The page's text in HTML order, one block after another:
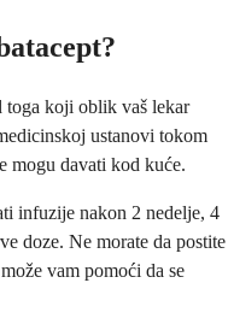
toga koji oblik vaš lekar
ustanovi tokom
mogu davati kod kuće.
infuzije nakon 2 nedelje, 4
doze. Ne morate da postite
vam pomoći da se